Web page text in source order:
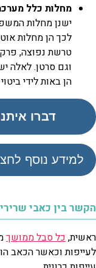
מחלות כלל
ישנן מחלות
לכך הן מחלות
טרשת נפוצה,
וגם סרטן. לאלה
הן באות לידי
דברו
למידע נוסף
הקשר בין כאבי
ראשית, כל סבל ממושך
לעייפות וכאשר הכאב